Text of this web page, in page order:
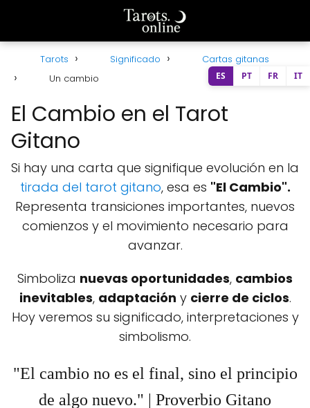
Tarots Significado
Cartas gitanas
Un cambio
El Cambio en el Tarot
Gitano
Si hay una carta que signifique evolución en la
tirada del tarot gitano, esa es "El Cambio".
Representa transiciones importantes, nuevos
comienzos y el movimiento necesario para
avanzar.
Simboliza nuevas oportunidades, cambios
inevitables, adaptación y cierre de ciclos.
Hoy veremos su significado, interpretaciones y
simbolismo.
"El cambio no es el final, sino el principio
de algo nuevo." | Proverbio Gitano
ES PT FR IT